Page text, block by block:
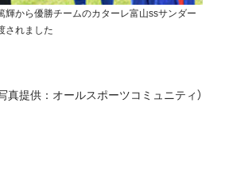
輝から優勝チームのカターレ富山ssサンダー
されました
写真提供：オールスポーツコミュニティ）